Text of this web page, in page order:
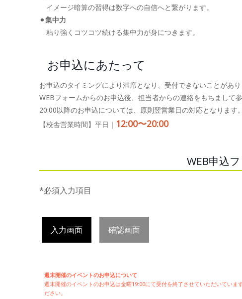
イメージ暗算の習得は数字への自信へと繋がります。
⚫︎集中力
粘り強くコツコツ続ける集中力が身につきます。
お申込にあたって
お申込のタイミングにより満席となり、受付できないことがあ
WEBフォームからのお申込後、担当者からの連絡をもちまして参
20:00以降のお申込については、原則翌営業日の対応となります。
【校舎営業時間】平日｜ 12:00〜20:00
WEB申込
*必須入力項目
入力画面 確認画面
週末開催のイベントのお申込について
週末開催のイベントのお申込は金曜19:00にて受付を終了させていただいていま
ださい。